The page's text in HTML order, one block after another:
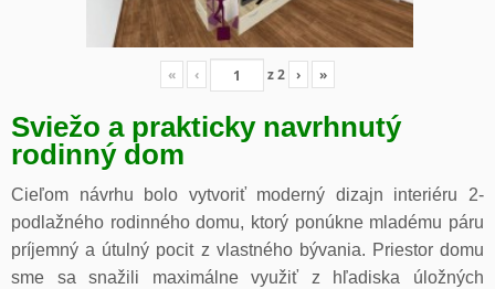
« ‹ z2 › »
Sviežo a prakticky navrhnutý
rodinný dom
Cieľom návrhu bolo vytvoriť moderný dizajn interiéru 2-
podlažného rodinného domu, ktorý ponúkne mladému páru
príjemný a útulný pocit z vlastného bývania. Priestor domu
sme sa snažili maximálne využiť z hľadiska úložných